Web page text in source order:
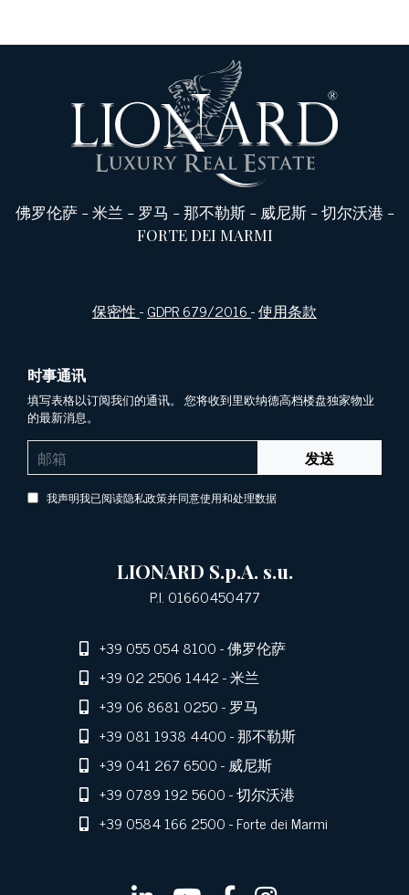
佛罗伦萨-米兰 - 罗马 -那不勒斯- 威尼斯-切尔沃港 -
FORTE DEI MARMI
保密性-GDPR 679/2016-使用条款
时事通讯
填写表格以订阅我们的通讯。 您将收到里欧纳德高档楼盘独家物业
的最新消息。
发送
我声明我已阅读隐私政策并同意使用和处理数据
LIONARD S.p.A. s.u.
P.I. 01660450477
+39 055 054 8100- 佛罗伦萨
+39 02 2506 1442- 米兰
+39 06 8681 0250- 罗马
+39 081 1938 4400- 那不勒斯
+39 041 267 6500- 威尼斯
+39 0789 192 5600- 切尔沃港
+39 0584 166 2500- Forte dei Marmi